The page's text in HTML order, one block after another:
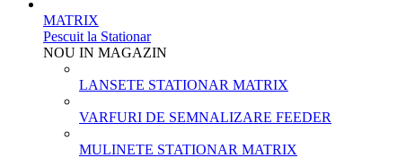
MATRIX
Pescuit la Stationar
NOU IN MAGAZIN
LANSETE STATIONAR MATRIX
VARFURI DE SEMNALIZARE FEEDER
MULINETE STATIONAR MATRIX